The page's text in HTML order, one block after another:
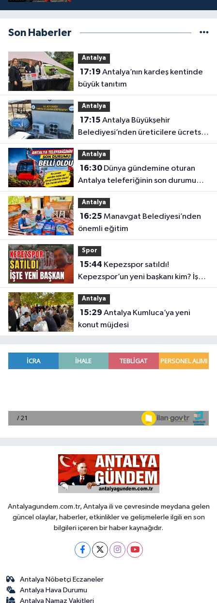
Son Haberler
Antalya
17:19
büyük tanıtım
Antalya
17:15
Belediyesi’nden üreticilere ücretsiz
destek
Antalya
16:30Dünya gündemine oturan
Antalya teleferiğinin son durumu
belli oldu
Antalya
16:25
önemli eğitim
Spor
15:44
Kepezspor’un yeni başkanı kim? İşte
yeni başkan
Antalya
15:29
konut müjdesi
Antalyagundem.com.tr, Antalya ili ve çevresinde meydana gelen
güncel olaylar, haberler, etkinlikler ve gelişmelerle ilgili en son
bilgileri içeren bir haber kaynağıdır.
Antalya Nöbetçi Eczaneler
Antalya Hava Durumu
Antalya Namaz Vakitleri